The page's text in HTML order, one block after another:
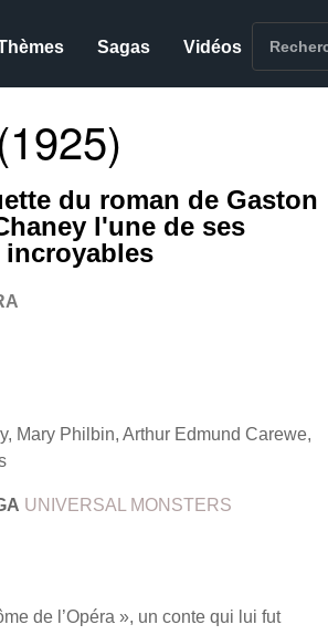
Sagas Vidéos
du roman de Gaston
l'une de ses
Mary Philbin, Arthur Edmund Carewe,
UNIVERSAL MONSTERS
de l’Opéra », un conte qui lui fut